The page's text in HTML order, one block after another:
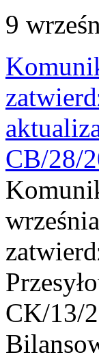
9
CB/28/
CK/13/